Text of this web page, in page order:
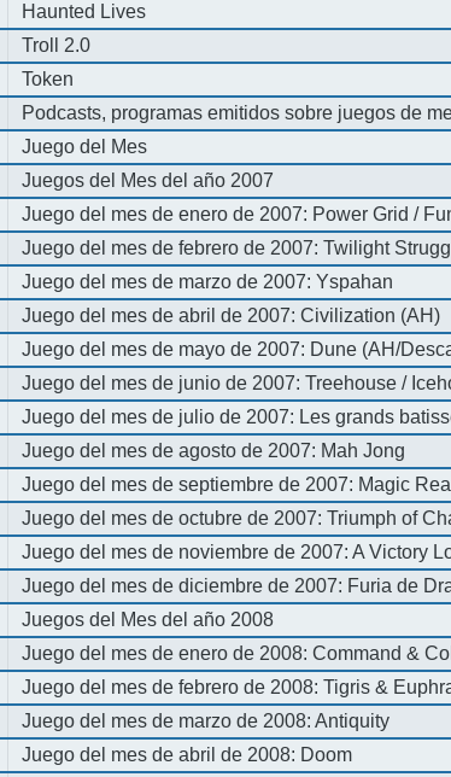
Haunted Lives
Troll 2.0
Token
Podcasts, programas emitidos sobre juegos de
Juego del Mes
Juegos del Mes del año 2007
Juego del mes de enero de 2007: Power Grid /
Juego del mes de febrero de 2007: Twilight
Juego del mes de marzo de 2007: Yspahan
Juego del mes de abril de 2007: Civilization (AH)
Juego del mes de mayo de 2007: Dune (AH/
Juego del mes de junio de 2007: Treehouse /
Juego del mes de julio de 2007: Les grands
Juego del mes de agosto de 2007: Mah Jong
Juego del mes de septiembre de 2007: Magic
Juego del mes de octubre de 2007: Triumph of
Juego del mes de noviembre de 2007: A Victory
Juego del mes de diciembre de 2007: Furia de
Juegos del Mes del año 2008
Juego del mes de enero de 2008: Command &
Juego del mes de febrero de 2008: Tigris &
Juego del mes de marzo de 2008: Antiquity
Juego del mes de abril de 2008: Doom